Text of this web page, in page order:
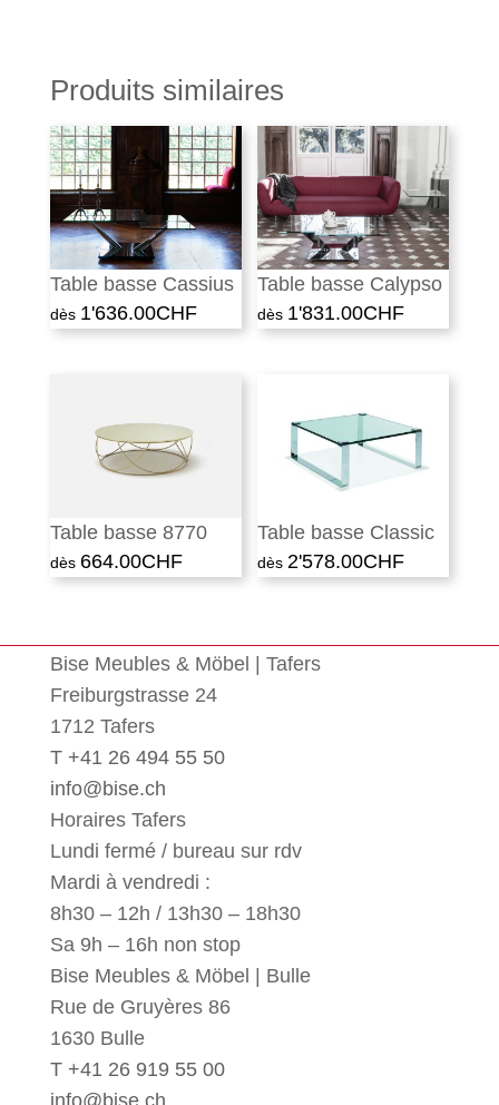
Produits similaires
Table basse Cassius
1'636.00CHF
Table basse Calypso
1'831.00CHF
Table basse 8770
664.00CHF
Table basse Classic
2'578.00CHF
Bise Meubles & Möbel | Tafers
Freiburgstrasse 24
1712 Tafers
T +41 26 494 55 50
info@bise.ch
Horaires Tafers
Lundi fermé / bureau sur rdv
Mardi à vendredi :
8h30 – 12h / 13h30 – 18h30
Sa 9h – 16h non stop
Bise Meubles & Möbel | Bulle
Rue de Gruyères 86
1630 Bulle
T +41 26 919 55 00